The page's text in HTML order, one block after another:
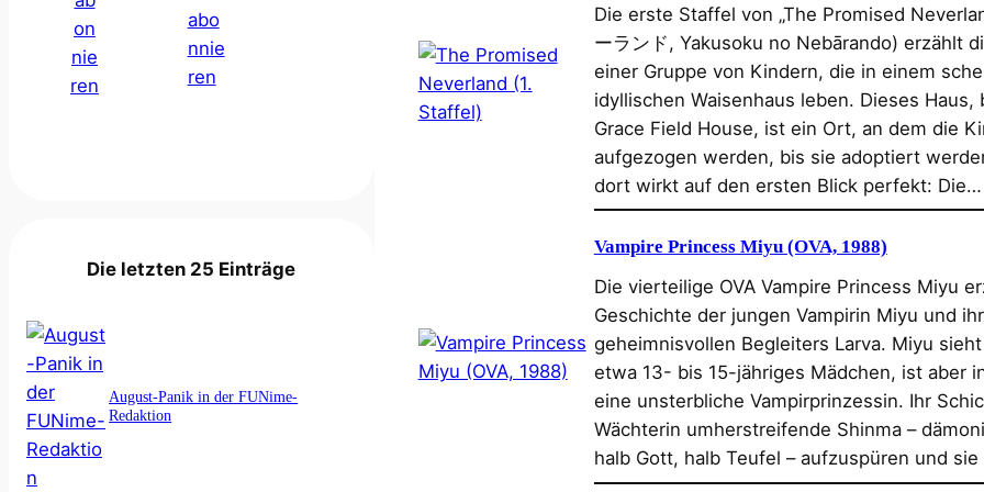
Die letzten 25 Einträge
August-Panik in der FUNime-
Redaktion
Die erste Staffel von „The Promised
ーランド, Yakusoku no Nebārando) erzählt
einer Gruppe von Kindern, die in einem
idyllischen Waisenhaus leben. Dieses Haus,
Grace Field House, ist ein Ort, an dem die
aufgezogen werden, bis sie adoptiert
dort wirkt auf den ersten Blick perfekt: Die…
Vampire Princess Miyu (OVA, 1988)
Die vierteilige OVA Vampire Princess Miyu
Geschichte der jungen Vampirin Miyu und
geheimnisvollen Begleiters Larva. Miyu
etwa 13- bis 15-jähriges Mädchen, ist aber
eine unsterbliche Vampirprinzessin​. Ihr
Wächterin umherstreifende Shinma –
halb Gott, halb Teufel – aufzuspüren und